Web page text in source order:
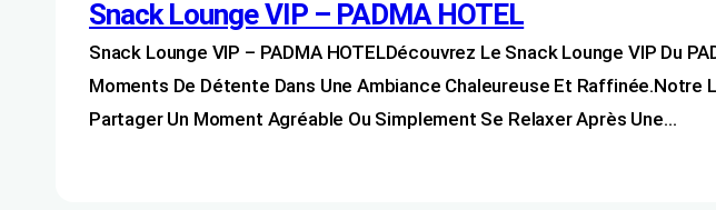
Snack Lounge VIP – PADMA HOTEL
Snack Lounge VIP – PADMA HOTELDécouvrez Le Snack Lounge VIP Du
Moments De Détente Dans Une Ambiance Chaleureuse Et
Partager Un Moment Agréable Ou Simplement Se Relaxer Après Une…